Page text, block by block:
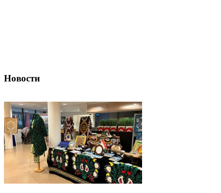
Новости